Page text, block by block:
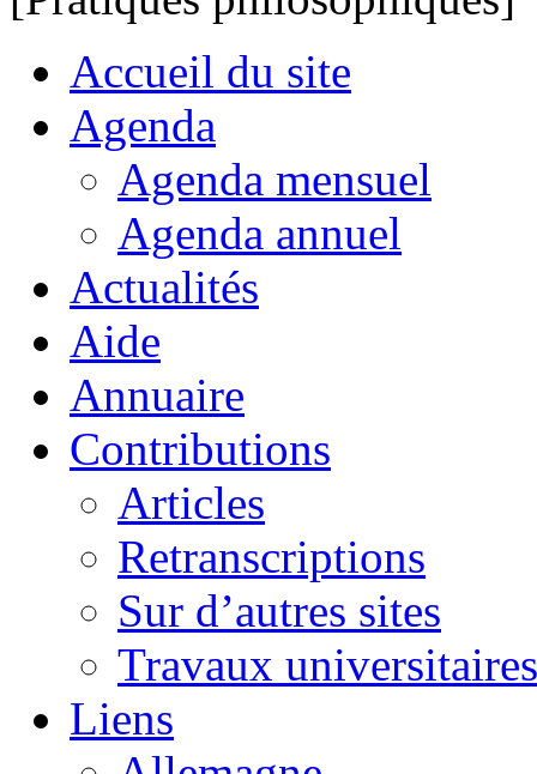
Accueil du site
Agenda
Agenda mensuel
Agenda annuel
Actualités
Aide
Annuaire
Contributions
Articles
Retranscriptions
Sur d’autres sites
Travaux universitaires
Liens